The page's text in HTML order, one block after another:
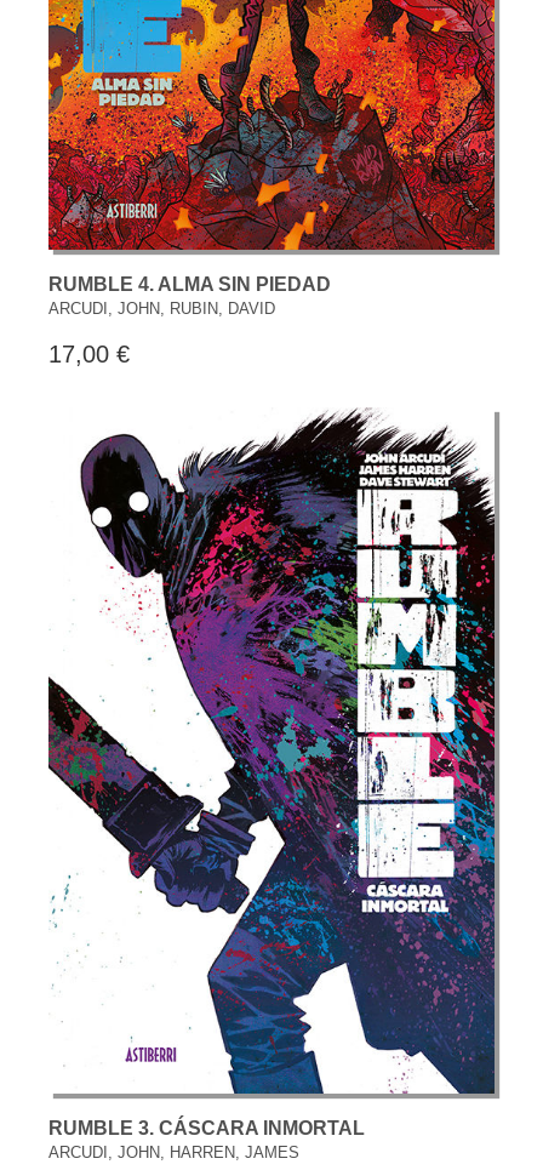
RUMBLE 4. ALMA SIN PIEDAD
ARCUDI, JOHN, RUBIN, DAVID
17,00 €
RUMBLE 3. CÁSCARA INMORTAL
ARCUDI, JOHN, HARREN, JAMES